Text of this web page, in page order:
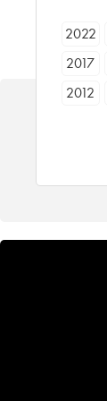
2022
2017
2012
1997